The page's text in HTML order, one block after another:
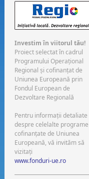
Investim în viitorul tău!
Proiect selectat în cadrul
Programului Operaţional
Regional şi cofinanţat de
Uniunea Europeană prin
Fondul European de
Dezvoltare Regională
Pentru informaţii detaliate
despre celelalte programe
cofinanţate de Uniunea
Europeană, vă invităm să
vizitaţi
www.fonduri-ue.ro